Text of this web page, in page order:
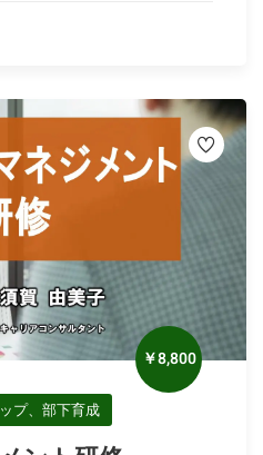
￥8,800
プ、部下育成